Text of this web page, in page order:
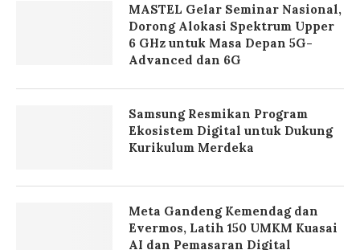
MASTEL Gelar Seminar Nasional,
Dorong Alokasi Spektrum Upper
6 GHz untuk Masa Depan 5G-
Advanced dan 6G
Samsung Resmikan Program
Ekosistem Digital untuk Dukung
Kurikulum Merdeka
Meta Gandeng Kemendag dan
Evermos, Latih 150 UMKM Kuasai
AI dan Pemasaran Digital